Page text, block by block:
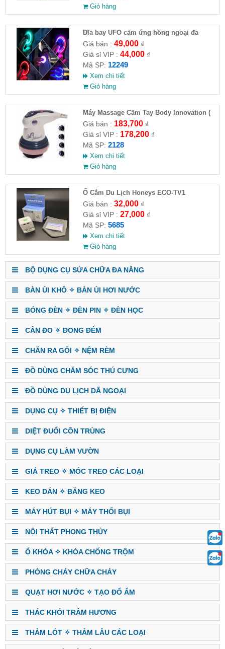
Giỏ hàng
Đĩa bay UFO cảm ứng hồng ngoại đa
chiều tự động bay về
Giá bán : 49,000₫
Giá sỉ VIP : 44,000₫
Mã SP: 12249
Xem chi tiết
Giỏ hàng
Máy Massage Cầm Tay Body Innovation (
HĐ )
Giá bán : 183,700₫
Giá sỉ VIP : 178,200₫
Mã SP: 2128
Xem chi tiết
Giỏ hàng
Ổ Cắm Du Lịch Honeys ECO-TV1
Giá bán : 32,000₫
Giá sỉ VIP : 27,000₫
Mã SP: 5685
Xem chi tiết
Giỏ hàng
BỘ DỤNG CỤ SỬA CHỮA ĐA NĂNG
BÀN ỦI KHÔ ✧ BÀN ỦI HƠI NƯỚC
BÓNG ĐÈN ✧ ĐÈN PIN ✧ ĐÈN HỌC
CÂN ĐO ✧ ĐONG ĐẾM
CHĂN RA GỐI ✧ NỆM RÈM
ĐỒ DÙNG CHĂM SÓC THÚ CƯNG
ĐỒ DÙNG DU LỊCH DÃ NGOẠI
DỤNG CỤ ✧ THIẾT BỊ ĐIỆN
DIỆT ĐUỔI CÔN TRÙNG
DỤNG CỤ LÀM VƯỜN
GIÁ TREO ✧ MÓC TREO CÁC LOẠI
KEO DÁN ✧ BĂNG KEO
MÁY HÚT BỤI ✧ MÁY THỔI BỤI
NỘI THẤT PHONG THỦY
Ổ KHÓA ✧ KHÓA CHỐNG TRỘM
PHÒNG CHÁY CHỮA CHÁY
QUẠT HƠI NƯỚC ✧ TẠO ĐỔ ẨM
THÁC KHÓI TRẦM HƯƠNG
THẢM LÓT ✧ THẢM LÂU CÁC LOẠI